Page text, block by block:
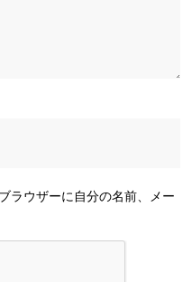
ラウザーに自分の名前、メー